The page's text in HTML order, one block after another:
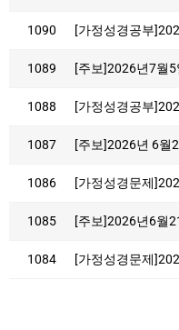
1090 [가정성경공부
1089 [주보]2026년7월5
1088 [가정성경공부
1087 [주보]2026년 6월
1086 [가정성경문제
1085 [주보]2026년6월
1084 [가정성경문제